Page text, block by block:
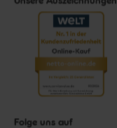
Folge uns auf